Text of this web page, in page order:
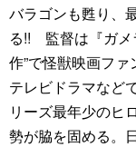
バラゴンも甦り、
る!! 監督は『ガメ
作”で怪獣映画フ
テレビドラマなど
リーズ最年少のヒ
勢が脇を固める。